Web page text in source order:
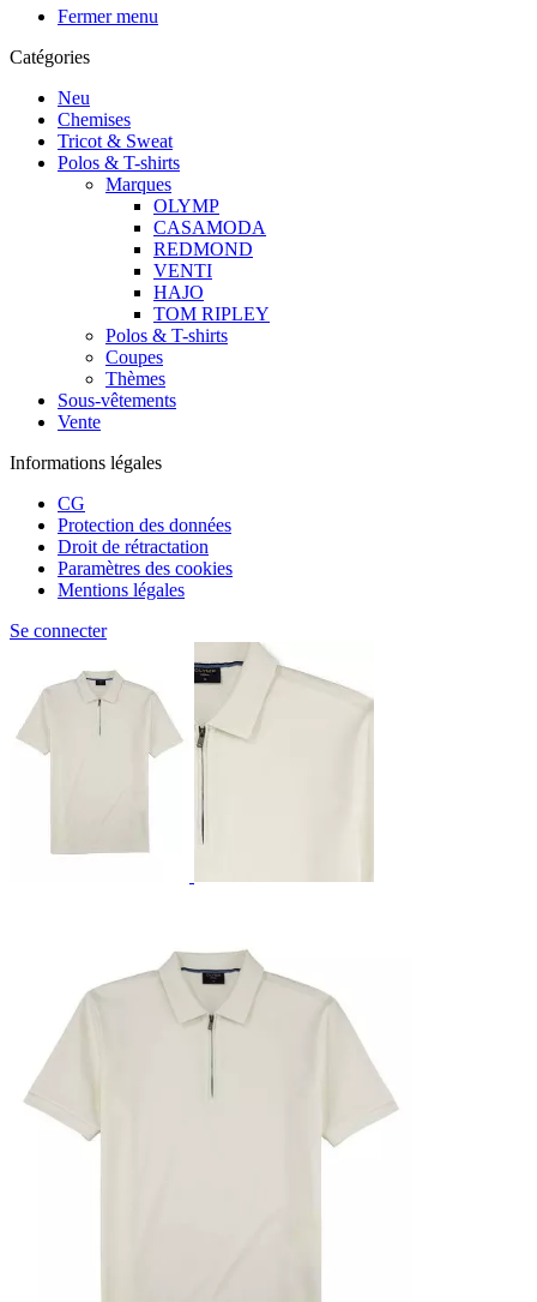
Fermer menu
Catégories
Neu
Chemises
Tricot & Sweat
Polos & T-shirts
Marques
OLYMP
CASAMODA
REDMOND
VENTI
HAJO
TOM RIPLEY
Polos & T-shirts
Coupes
Thèmes
Sous-vêtements
Vente
Informations légales
CG
Protection des données
Droit de rétractation
Paramètres des cookies
Mentions légales
Se connecter